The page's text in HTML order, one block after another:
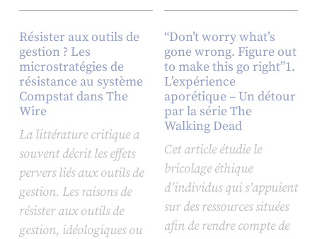
Résister aux outils de
gestion ? Les
microstratégies de
résistance au système
Compstat dans The
Wire
La littérature critique a
souvent décrit les effets
pervers liés aux outils de
gestion. Les raisons de
résister aux outils de
gestion, idéologiques ou
“Don’t worry what’s
gone wrong. Figure out
to make this go right”1.
L’expérience
aporétique – Un détour
par la série The
Walking Dead
Cet article étudie le
bricolage éthique
d’individus qui s’appuient
sur des ressources situées
afin de rendre compte de